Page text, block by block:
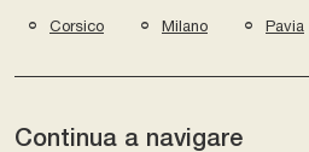
Corsico Milano Pavia
Continua a navigare